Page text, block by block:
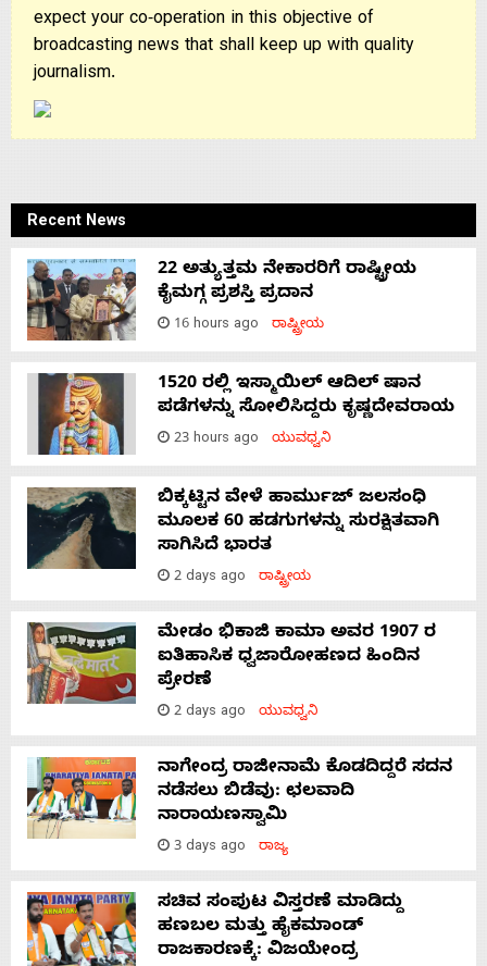
expect your co-operation in this objective of
broadcasting news that shall keep up with quality
journalism.
Recent News
22 ಅತ್ಯುತ್ತಮ ನೇಕಾರರಿಗೆ ರಾಷ್ಟ್ರೀಯ
ಕೈಮಗ್ಗ ಪ್ರಶಸ್ತಿ ಪ್ರದಾನ
16 hours ago ರಾಷ್ಟ್ರೀಯ
1520 ರಲ್ಲಿ ಇಸ್ಮಾಯಿಲ್ ಆದಿಲ್ ಷಾನ
ಪಡೆಗಳನ್ನು ಸೋಲಿಸಿದ್ದರು ಕೃಷ್ಣದೇವರಾಯ
23 hours ago ಯುವಧ್ವನಿ
ಬಿಕ್ಕಟ್ಟಿನ ವೇಳೆ ಹಾರ್ಮುಜ್ ಜಲಸಂಧಿ
ಮೂಲಕ 60 ಹಡಗುಗಳನ್ನು ಸುರಕ್ಷಿತವಾಗಿ
ಸಾಗಿಸಿದೆ ಭಾರತ
2 days ago ರಾಷ್ಟ್ರೀಯ
ಮೇಡಂ ಭಿಕಾಜಿ ಕಾಮಾ ಅವರ 1907 ರ
ಐತಿಹಾಸಿಕ ಧ್ವಜಾರೋಹಣದ ಹಿಂದಿನ
ಪ್ರೇರಣೆ
2 days ago ಯುವಧ್ವನಿ
ನಾಗೇಂದ್ರ ರಾಜೀನಾಮೆ ಕೊಡದಿದ್ದರೆ ಸದನ
ನಡೆಸಲು ಬಿಡೆವು: ಛಲವಾದಿ
ನಾರಾಯಣಸ್ವಾಮಿ
3 days ago ರಾಜ್ಯ
ಸಚಿವ ಸಂಪುಟ ವಿಸ್ತರಣೆ ಮಾಡಿದ್ದು
ಹಣಬಲ ಮತ್ತು ಹೈಕಮಾಂಡ್
ರಾಜಕಾರಣಕ್ಕೆ: ವಿಜಯೇಂದ್ರ